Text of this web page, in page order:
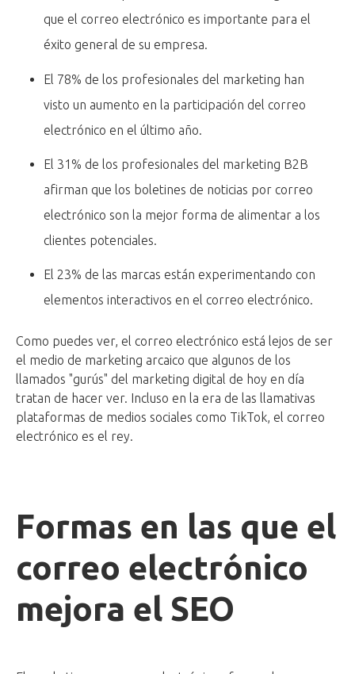
que el correo electrónico es importante para el
éxito general de su empresa.
El 78% de los profesionales del marketing han
visto un aumento en la participación del correo
electrónico en el último año.
El 31% de los profesionales del marketing B2B
afirman que los boletines de noticias por correo
electrónico son la mejor forma de alimentar a los
clientes potenciales.
El 23% de las marcas están experimentando con
elementos interactivos en el correo electrónico.
Como puedes ver, el correo electrónico está lejos de ser
el medio de marketing arcaico que algunos de los
llamados "gurús" del marketing digital de hoy en día
tratan de hacer ver. Incluso en la era de las llamativas
plataformas de medios sociales como TikTok, el correo
electrónico es el rey.
Formas en las que el
correo electrónico
mejora el SEO